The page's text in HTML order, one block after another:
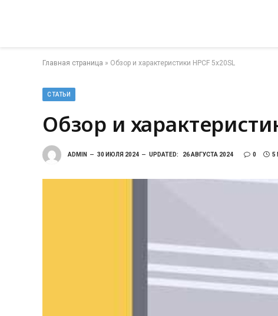
Главная страница » Обзор и характеристики HPCF 5x20SL
СТАТЬИ
Обзор и
ADMIN 30 ИЮЛЯ 2024 UPDATED: 26 АВГУСТА 2024 0 5